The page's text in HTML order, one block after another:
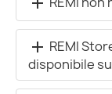
add REMI
disponibile su